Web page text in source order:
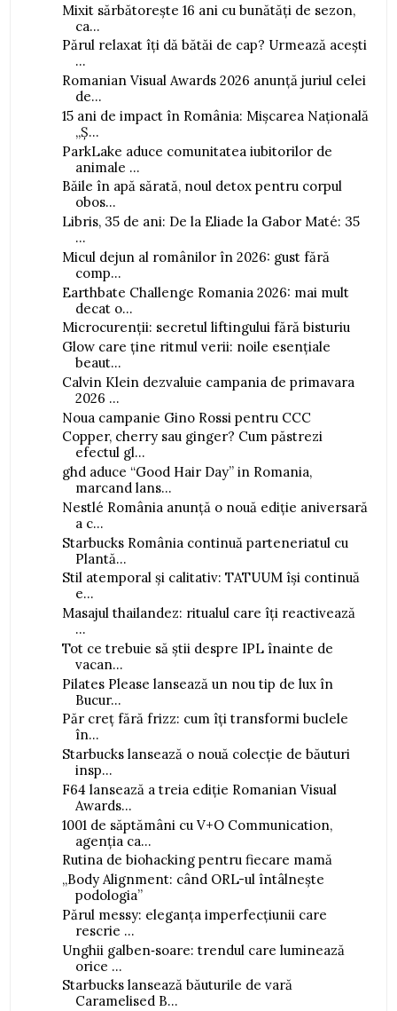
Mixit sărbătorește 16 ani cu bunătăți de sezon,
ca...
Părul relaxat îți dă bătăi de cap? Urmează acești
...
Romanian Visual Awards 2026 anunță juriul celei
de...
15 ani de impact în România: Mișcarea Națională
„Ș...
ParkLake aduce comunitatea iubitorilor de
animale ...
Băile în apă sărată, noul detox pentru corpul
obos...
Libris, 35 de ani: De la Eliade la Gabor Maté: 35
...
Micul dejun al românilor în 2026: gust fără
comp...
Earthbate Challenge Romania 2026: mai mult
decat o...
Microcurenții: secretul liftingului fără bisturiu
Glow care ține ritmul verii: noile esențiale
beaut...
Calvin Klein dezvaluie campania de primavara
2026 ...
Noua campanie Gino Rossi pentru CCC
Copper, cherry sau ginger? Cum păstrezi
efectul gl...
ghd aduce “Good Hair Day” in Romania,
marcand lans...
Nestlé România anunță o nouă ediție aniversară
a c...
Starbucks România continuă parteneriatul cu
Plantă...
Stil atemporal și calitativ: TATUUM își continuă
e...
Masajul thailandez: ritualul care îți reactivează
...
Tot ce trebuie să știi despre IPL înainte de
vacan...
Pilates Please lansează un nou tip de lux în
Bucur...
Păr creț fără frizz: cum îți transformi buclele
în...
Starbucks lansează o nouă colecție de băuturi
insp...
F64 lansează a treia ediție Romanian Visual
Awards...
1001 de săptămâni cu V+O Communication,
agenția ca...
Rutina de biohacking pentru fiecare mamă
„Body Alignment: când ORL-ul întâlnește
podologia”
Părul messy: eleganța imperfecțiunii care
rescrie ...
Unghii galben‑soare: trendul care luminează
orice ...
Starbucks lansează băuturile de vară
Caramelised B...